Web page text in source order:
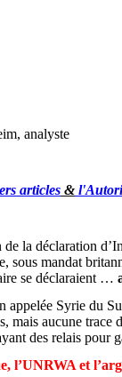
analyste
articles &
la déclaration
sous mandat
se déclaraient …
appelée Syrie du
mais aucune trace
des relais pour
l’UNRWA et